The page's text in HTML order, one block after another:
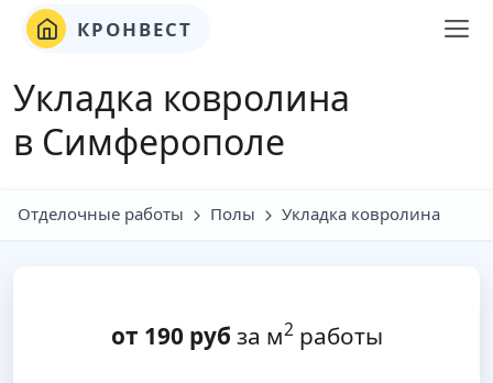
КРОНВЕСТ
Укладка ковролина
в Симферополе
Отделочные работы Полы Укладка ковролина
от 190руб за м2работы